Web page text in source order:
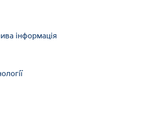
інформація